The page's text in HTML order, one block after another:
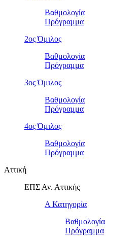
Βαθμολογία
Πρόγραμμα
2ος Όμιλος
Βαθμολογία
Πρόγραμμα
3ος Όμιλος
Βαθμολογία
Πρόγραμμα
4ος Όμιλος
Βαθμολογία
Πρόγραμμα
Αττική
ΕΠΣ Αν. Αττικής
Α Κατηγορία
Βαθμολογία
Πρόγραμμα